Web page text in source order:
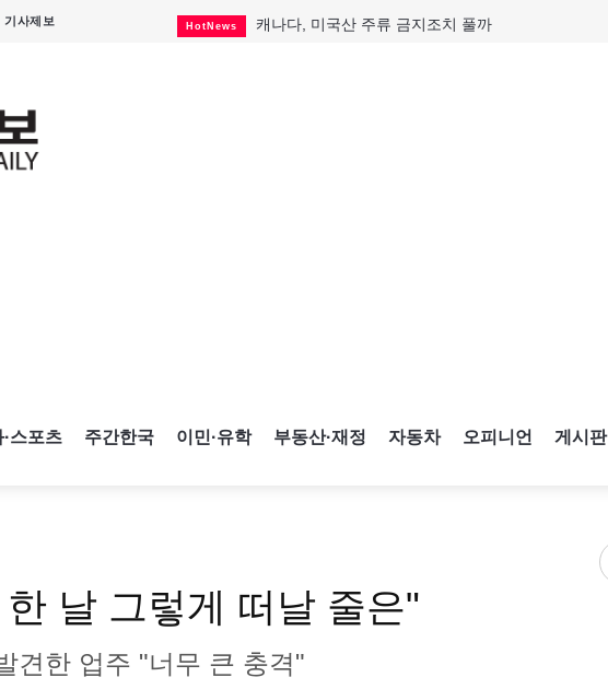
기사제보 HotNews 캐나다, 미국산 주류 금지조치 풀까
·스포츠 주간한국 이민·유학 부동산·재정 자동차 오피니언 게시판
날 그렇게 떠날 줄은"
견한 업주 "너무 큰 충격"